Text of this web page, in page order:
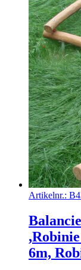
Artikelnr.:
6m,